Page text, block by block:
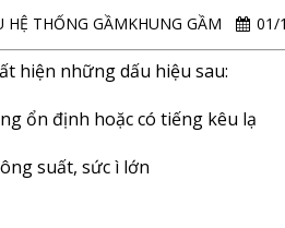
HỆ THỐNG GẦMKHUNG GẦM 01/
hiện những dấu hiệu sau:
ổn định hoặc có tiếng kêu lạ
suất, sức ì lớn